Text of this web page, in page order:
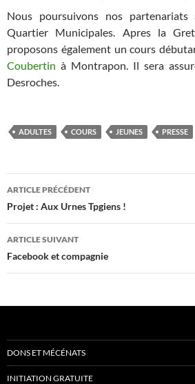
Nous poursuivons nos
Quartier Municipales. Apres la
proposons également un cours
Coubertin à Montrapon. Il sera
Desroches.
ADULTES COURS JEUNES PRESSE
Navigation
des
articles
ARTICLE PRÉCÉDENT
Projet : Aux Urnes Tpgiens !
ARTICLE SUIVANT
Facebook et compagnie
DONS ET MÉCÉNATS
INITIATION GRATUITE